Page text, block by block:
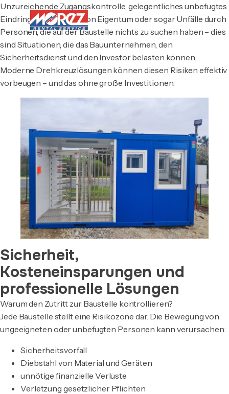
Unzureichende Zugangskontrolle, gelegentliches unbefugtes
Eindringen, Diebstahl von Eigentum oder sogar Unfälle durch
Personen, die auf der Baustelle nichts zu suchen haben – dies
sind Situationen, die das Bauunternehmen, den
Sicherheitsdienst und den Investor belasten können.
Moderne Drehkreuzlösungen können diesen Risiken effektiv
vorbeugen – und das ohne große Investitionen.
Sicherheit,
Kosteneinsparungen und
professionelle Lösungen
Warum den Zutritt zur Baustelle kontrollieren?
Jede Baustelle stellt eine Risikozone dar. Die Bewegung von
ungeeigneten oder unbefugten Personen kann verursachen:
Sicherheitsvorfall
Diebstahl von Material und Geräten
unnötige finanzielle Verluste
Verletzung gesetzlicher Pflichten